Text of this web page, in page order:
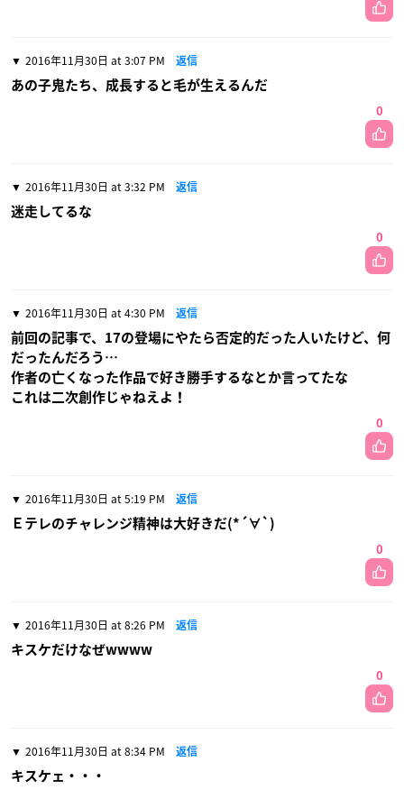
2016年11月30日 at 3:07 PM 返信
あの子鬼たち、成長すると毛が生えるんだ
0
2016年11月30日 at 3:32 PM 返信
迷走してるな
0
2016年11月30日 at 4:30 PM 返信
前回の記事で、17の登場にやたら否定的だった人いたけど、何
だったんだろう…
作者の亡くなった作品で好き勝手するなとか言ってたな
これは二次創作じゃねえよ！
0
2016年11月30日 at 5:19 PM 返信
Ｅテレのチャレンジ精神は大好きだ(*´∀`)
0
2016年11月30日 at 8:26 PM 返信
キスケだけなぜwwww
0
2016年11月30日 at 8:34 PM 返信
キスケェ・・・